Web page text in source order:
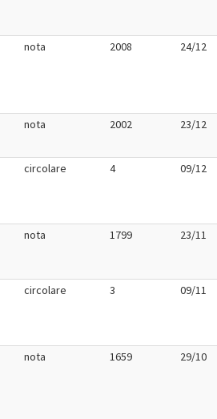
nota 2008 24/12
nota 2002 23/12
circolare 4 09/12
nota 1799 23/11
circolare 3 09/11
nota 1659 29/10